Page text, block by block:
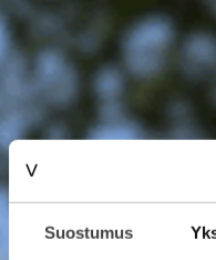
Suostumus